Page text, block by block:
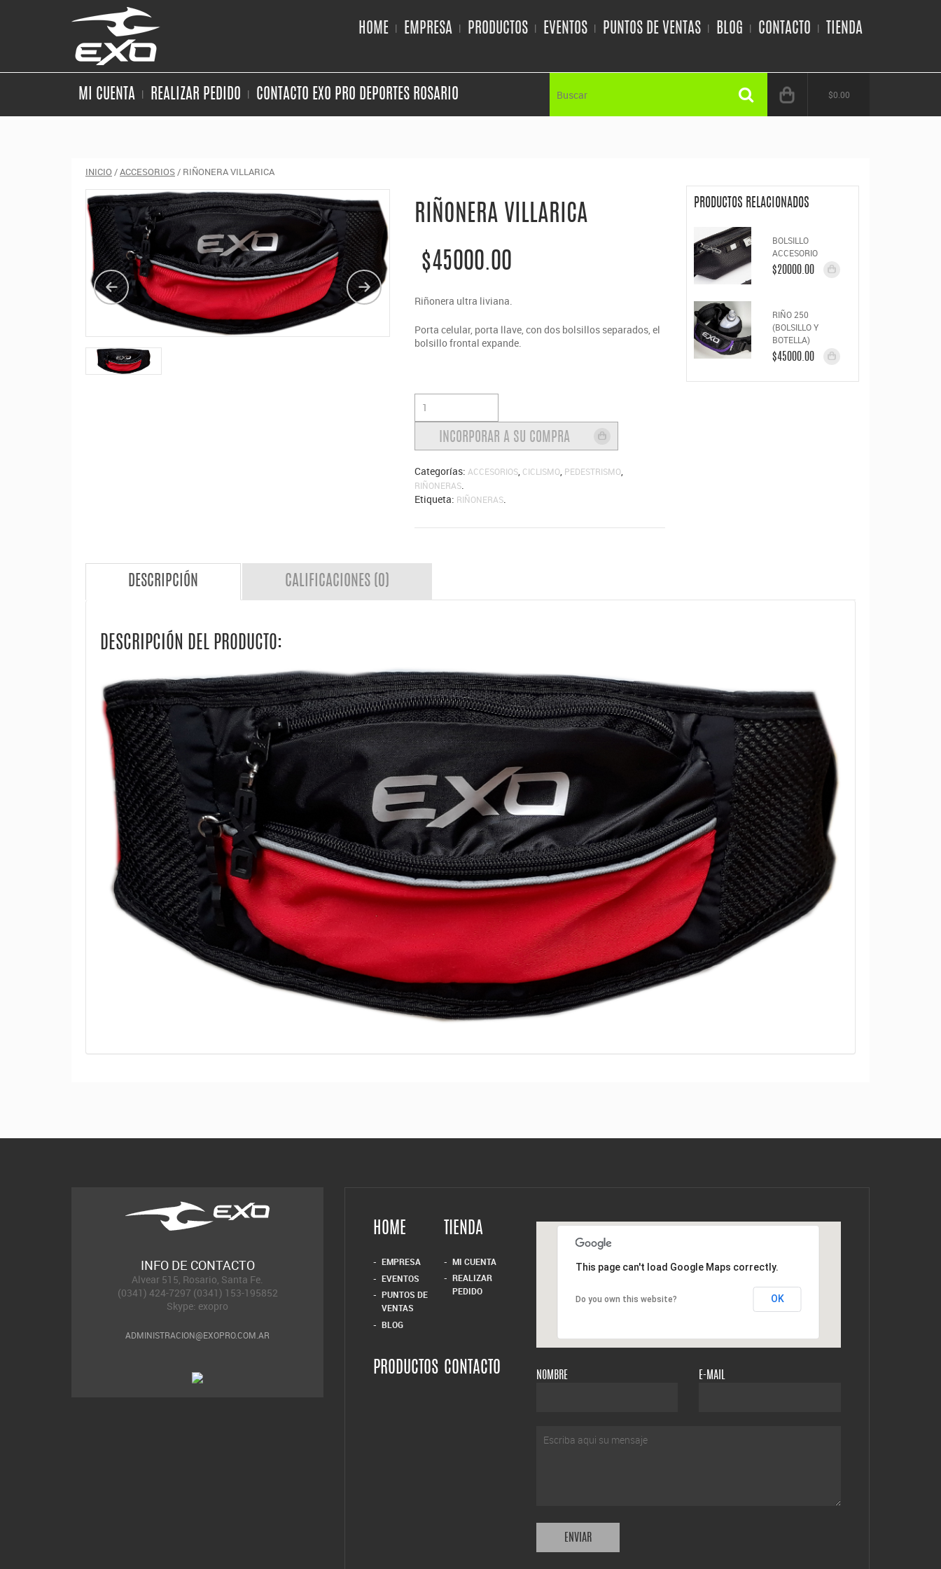
HOME EMPRESA PRODUCTOS EVENTOS PUNTOS DE VENTAS BLOG CONTACTO TIENDA
MI CUENTA REALIZAR PEDIDO CONTACTO EXO PRO DEPORTES ROSARIO $0.00
INICIO /ACCESORIOS/ RIÑONERA VILLARICA
RIÑONERA VILLARICA
$45000.00
Riñonera ultra liviana.
Porta celular, porta llave, con dos bolsillos separados, el
bolsillo frontal expande.
Categorías: ACCESORIOS, CICLISMO, PEDESTRISMO,
RIÑONERAS.
Etiqueta: RIÑONERAS.
PRODUCTOS RELACIONADOS
BOLSILLO
ACCESORIO
$20000.00
RIÑO 250
(BOLSILLO Y
BOTELLA)
$45000.00
DESCRIPCIÓN CALIFICACIONES (0)
DESCRIPCIÓN DEL PRODUCTO:
INFO DE CONTACTO
Alvear 515, Rosario, Santa Fe.
(0341) 424-7297 (0341) 153-195852
Skype: exopro
ADMINISTRACION@EXOPRO.COM.AR
HOME
EMPRESA
EVENTOS
PUNTOS DE
VENTAS
BLOG
TIENDA
MI CUENTA
REALIZAR
PEDIDO
PRODUCTOS CONTACTO
This page can't load Google Maps correctly.
Do you own this website? OK
NOMBRE E-MAIL